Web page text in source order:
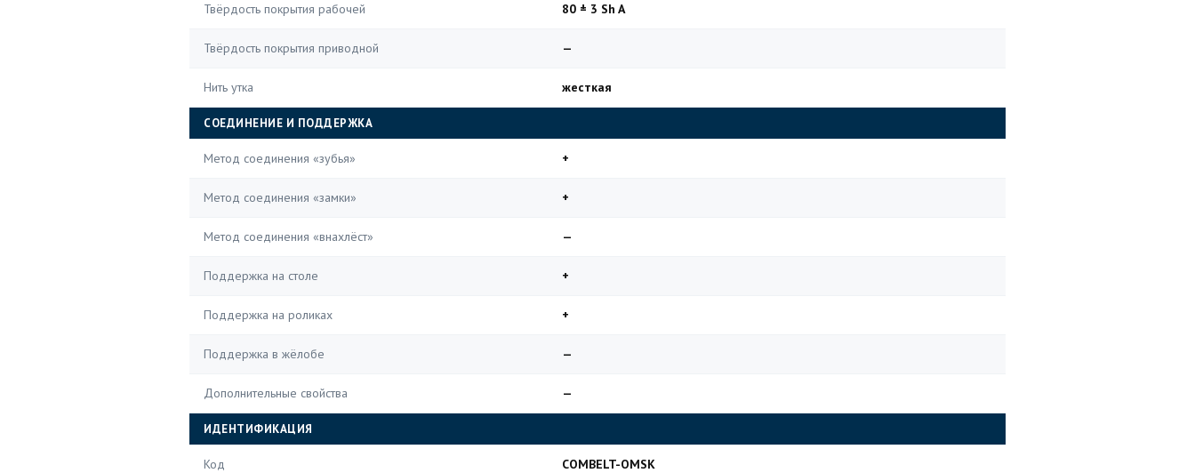
Твёрдость покрытия рабочей 80 ± 3 Sh A
Твёрдость покрытия приводной —
Нить утка жесткая
СОЕДИНЕНИЕ И ПОДДЕРЖКА
Метод соединения «зубья» +
Метод соединения «замки» +
Метод соединения «внахлёст» —
Поддержка на столе +
Поддержка на роликах +
Поддержка в жёлобе —
Дополнительные свойства —
ИДЕНТИФИКАЦИЯ
Код COMBELT-OMSK